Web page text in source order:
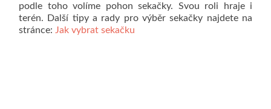
podle toho volíme pohon sekačky. Svou roli hraje i
terén. Další tipy a rady pro výběr sekačky najdete na
stránce: Jak vybrat sekačku